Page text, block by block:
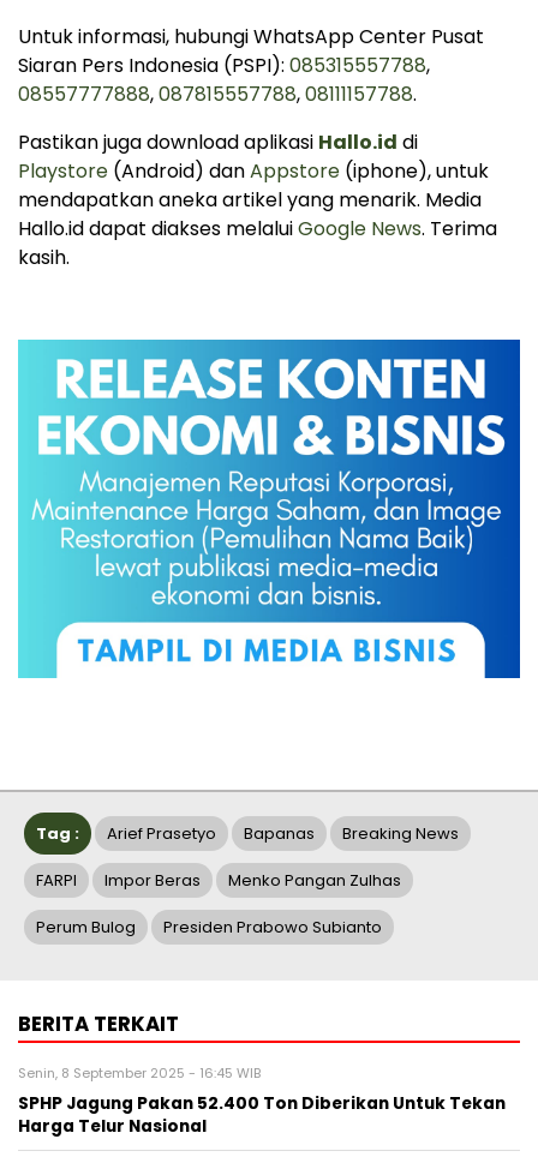
Untuk informasi, hubungi WhatsApp Center Pusat
Siaran Pers Indonesia (PSPI): 085315557788,
08557777888,087815557788,08111157788.
Pastikan juga download aplikasi Hallo.id di
Playstore (Android) danAppstore (iphone), untuk
mendapatkan aneka artikel yang menarik. Media
Hallo.id dapat diakses melaluiGoogle News. Terima
kasih.
Tag : Arief Prasetyo Bapanas Breaking News
FARPI Impor Beras Menko Pangan Zulhas
Perum Bulog Presiden Prabowo Subianto
BERITA TERKAIT
Senin, 8 September 2025 - 16:45 WIB
SPHP Jagung Pakan 52.400 Ton Diberikan Untuk Tekan
Harga Telur Nasional